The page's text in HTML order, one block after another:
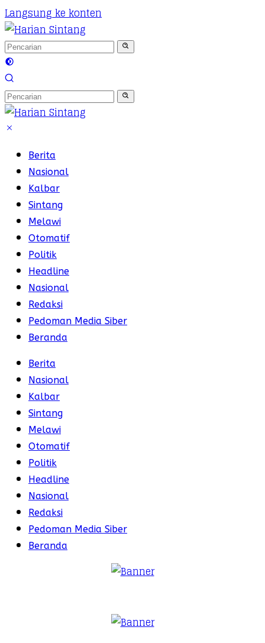
Langsung ke konten
Berita
Nasional
Kalbar
Sintang
Melawi
Otomatif
Politik
Headline
Nasional
Redaksi
Pedoman Media Siber
Beranda
Berita
Nasional
Kalbar
Sintang
Melawi
Otomatif
Politik
Headline
Nasional
Redaksi
Pedoman Media Siber
Beranda